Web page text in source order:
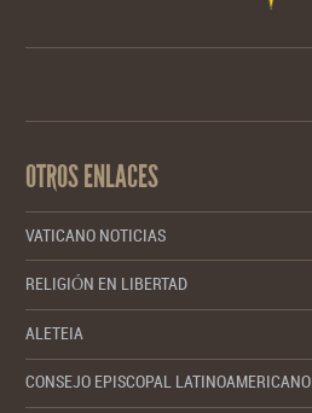
OTROS ENLACES
VATICANO NOTICIAS
RELIGIÓN EN LIBERTAD
ALETEIA
CONSEJO EPISCOPAL LATINOAMERICANO